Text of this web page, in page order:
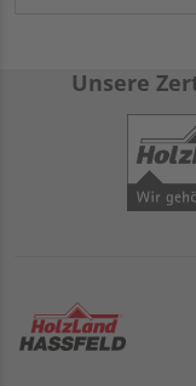
Unsere